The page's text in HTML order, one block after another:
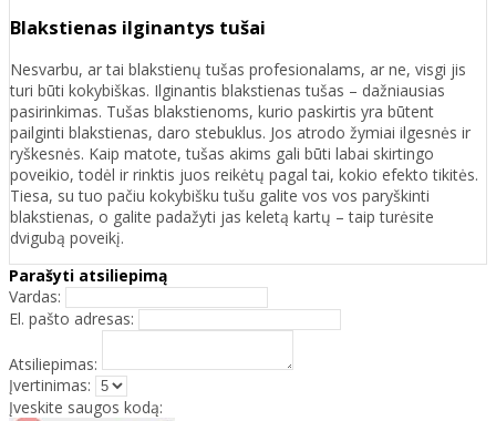
Blakstienas ilginantys tušai
Nesvarbu, ar tai blakstienų tušas profesionalams, ar ne, visgi jis
turi būti kokybiškas. Ilginantis blakstienas tušas – dažniausias
pasirinkimas. Tušas blakstienoms, kurio paskirtis yra būtent
pailginti blakstienas, daro stebuklus. Jos atrodo žymiai ilgesnės ir
ryškesnės. Kaip matote, tušas akims gali būti labai skirtingo
poveikio, todėl ir rinktis juos reikėtų pagal tai, kokio efekto tikitės.
Tiesa, su tuo pačiu kokybišku tušu galite vos vos paryškinti
blakstienas, o galite padažyti jas keletą kartų – taip turėsite
dvigubą poveikį.
Parašyti atsiliepimą
Vardas:
El. pašto adresas:
Atsiliepimas:
Įvertinimas:
Įveskite saugos kodą: